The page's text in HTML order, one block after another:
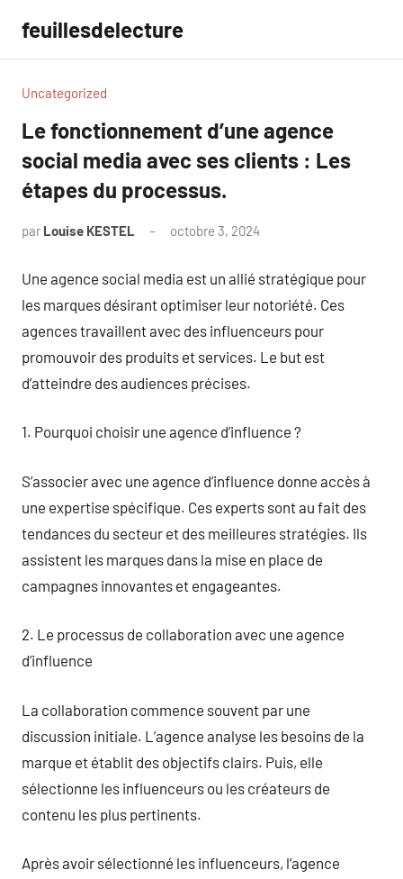
contenu
feuillesdelecture
Uncategorized
Le fonctionnement d’une agence
social media avec ses clients : Les
étapes du processus.
par Louise KESTEL octobre 3, 2024
Une agence social media est un allié stratégique pour
les marques désirant optimiser leur notoriété. Ces
agences travaillent avec des influenceurs pour
promouvoir des produits et services. Le but est
d’atteindre des audiences précises.
1. Pourquoi choisir une agence d’influence ?
S’associer avec une agence d’influence donne accès à
une expertise spécifique. Ces experts sont au fait des
tendances du secteur et des meilleures stratégies. Ils
assistent les marques dans la mise en place de
campagnes innovantes et engageantes.
2. Le processus de collaboration avec une agence
d’influence
La collaboration commence souvent par une
discussion initiale. L’agence analyse les besoins de la
marque et établit des objectifs clairs. Puis, elle
sélectionne les influenceurs ou les créateurs de
contenu les plus pertinents.
Après avoir sélectionné les influenceurs, l’agence